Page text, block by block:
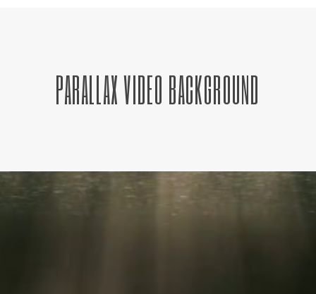
PARALLAX VIDEO BACKGROUND